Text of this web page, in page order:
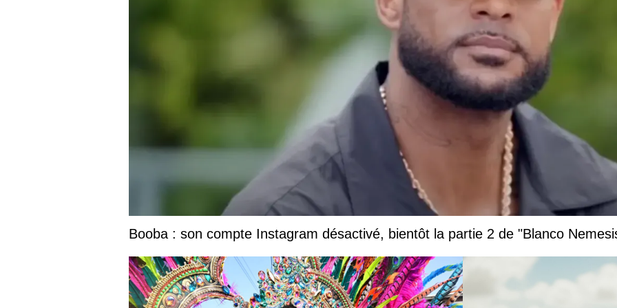
Booba : son compte Instagram désactivé, bientôt la partie 2 de "Blanco